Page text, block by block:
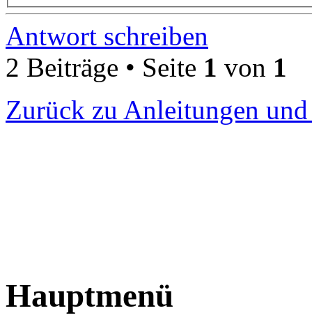
Antwort schreiben
2 Beiträge • Seite 1 von 1
Zurück zu Anleitungen
Hauptmenü